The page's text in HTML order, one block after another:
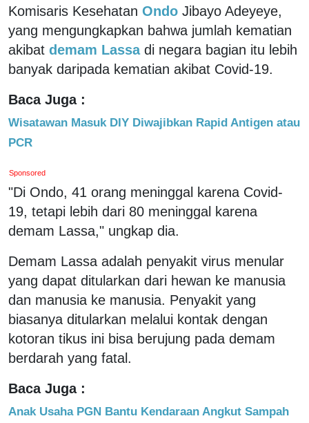
Komisaris Kesehatan Ondo Jibayo Adeyeye,
yang mengungkapkan bahwa jumlah kematian
akibat demam Lassa di negara bagian itu lebih
banyak daripada kematian akibat Covid-19.
Baca Juga :
Wisatawan Masuk DIY Diwajibkan Rapid Antigen atau
PCR
Sponsored
"Di Ondo, 41 orang meninggal karena Covid-
19, tetapi lebih dari 80 meninggal karena
demam Lassa," ungkap dia.
Demam Lassa adalah penyakit virus menular
yang dapat ditularkan dari hewan ke manusia
dan manusia ke manusia. Penyakit yang
biasanya ditularkan melalui kontak dengan
kotoran tikus ini bisa berujung pada demam
berdarah yang fatal.
Baca Juga :
Anak Usaha PGN Bantu Kendaraan Angkut Sampah